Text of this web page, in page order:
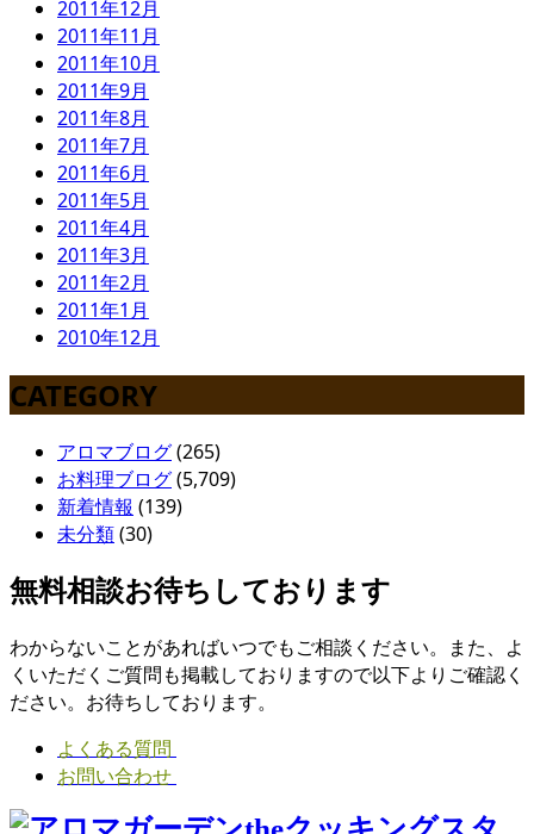
2011年12月
2011年11月
2011年10月
2011年9月
2011年8月
2011年7月
2011年6月
2011年5月
2011年4月
2011年3月
2011年2月
2011年1月
2010年12月
CATEGORY
アロマブログ(265)
お料理ブログ(5,709)
新着情報 (139)
未分類(30)
無料相談お待ちしております
わからないことがあればいつでもご相談ください。また、よ
くいただくご質問も掲載しておりますので以下よりご確認く
ださい。お待ちしております。
よくある質問
お問い合わせ